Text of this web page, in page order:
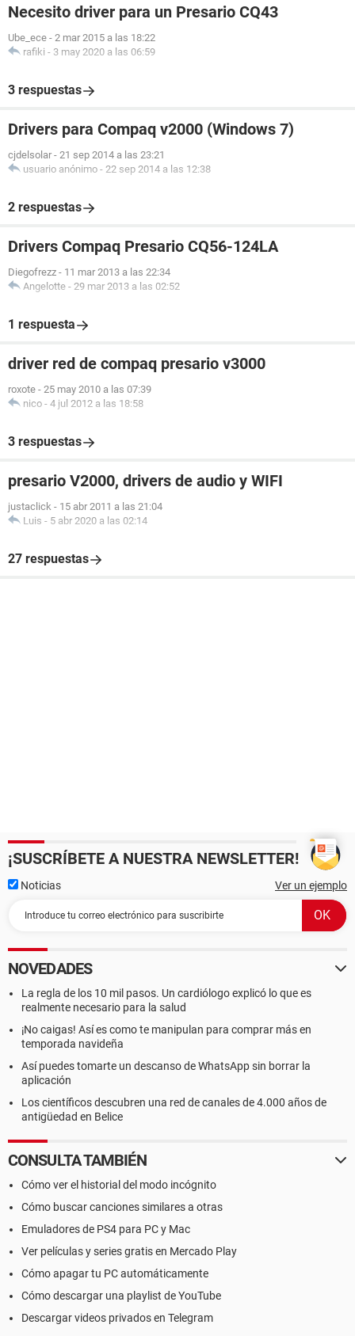
Necesito driver para un Presario CQ43
Ube_ece - 2 mar 2015 a las 18:22
rafiki - 3 may 2020 a las 06:59
3 respuestas
Drivers para Compaq v2000 (Windows 7)
cjdelsolar - 21 sep 2014 a las 23:21
usuario anónimo - 22 sep 2014 a las 12:38
2 respuestas
Drivers Compaq Presario CQ56-124LA
Diegofrezz - 11 mar 2013 a las 22:34
Angelotte - 29 mar 2013 a las 02:52
1 respuesta
driver red de compaq presario v3000
roxote - 25 may 2010 a las 07:39
nico - 4 jul 2012 a las 18:58
3 respuestas
presario V2000, drivers de audio y WIFI
justaclick - 15 abr 2011 a las 21:04
Luis - 5 abr 2020 a las 02:14
27 respuestas
¡SUSCRÍBETE A NUESTRA NEWSLETTER!
Noticias Ver un ejemplo
NOVEDADES
La regla de los 10 mil pasos. Un cardiólogo explicó lo que es
realmente necesario para la salud
¡No caigas! Así es como te manipulan para comprar más en
temporada navideña
Así puedes tomarte un descanso de WhatsApp sin borrar la
aplicación
Los científicos descubren una red de canales de 4.000 años de
antigüedad en Belice
CONSULTA TAMBIÉN
Cómo ver el historial del modo incógnito
Cómo buscar canciones similares a otras
Emuladores de PS4 para PC y Mac
Ver películas y series gratis en Mercado Play
Cómo apagar tu PC automáticamente
Cómo descargar una playlist de YouTube
Descargar videos privados en Telegram